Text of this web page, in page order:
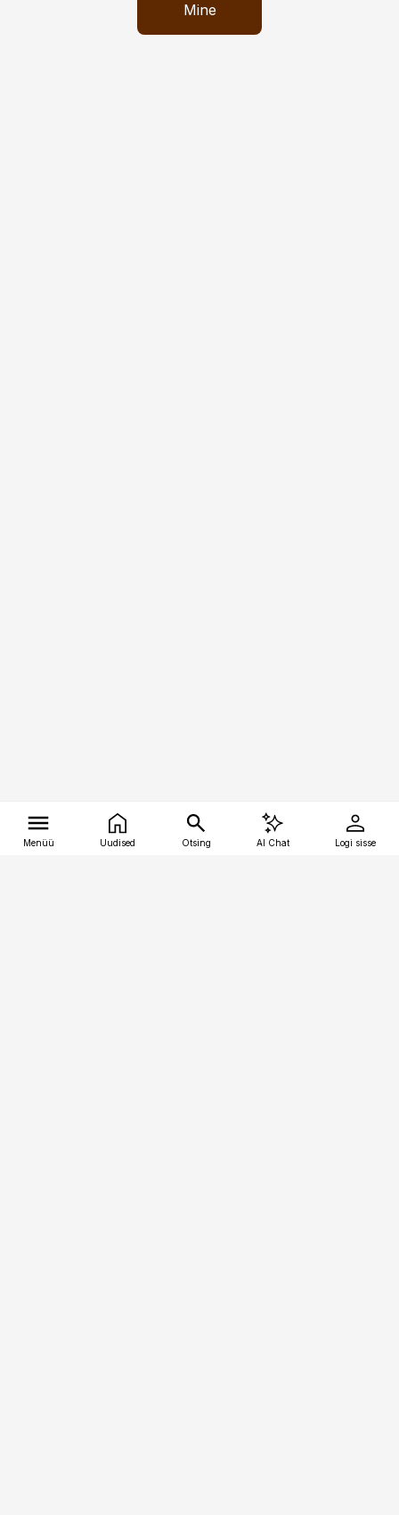
Mine
Menüü Uudised Otsing AI Chat Logi sisse